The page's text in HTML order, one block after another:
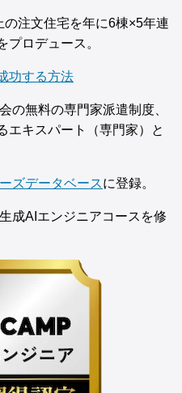
注文住宅を年に6棟×5年連
プロデュース。
功する方法
の無料の専門家派遣制度、
エキスパート（専門家）と
ズデータベースに登録。
成AIエンジニアコースを修